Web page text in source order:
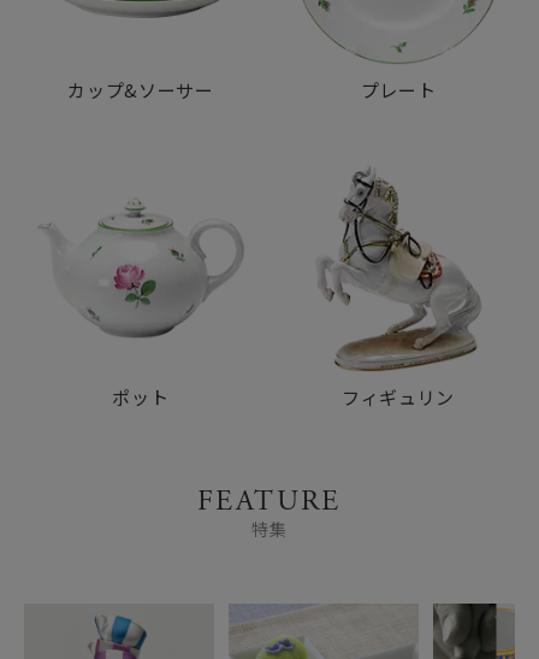
カップ&ソーサー プレート
ポット フィギュリン
FEATURE
特集